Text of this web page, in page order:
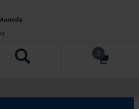
0